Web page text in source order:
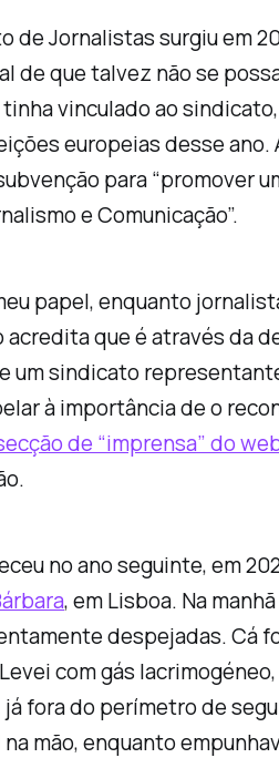
Jornalistas surgiu em
de que talvez não se
vinculado ao
europeias desse
para “promover
e Comunicação”.
papel, enquanto
que é através da
um sindicato
à importância de o
de “imprensa” do
no ano seguinte, em
, em Lisboa. Na
despejadas. Cá
com gás
fora do perímetro de
mão, enquanto